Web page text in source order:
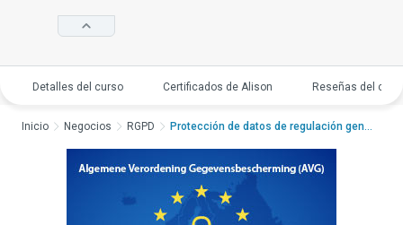
Detalles del curso Certificados de Alison Reseñas del
Inicio Negocios RGPD Protección de datos de regulación general (AVG)Prot...